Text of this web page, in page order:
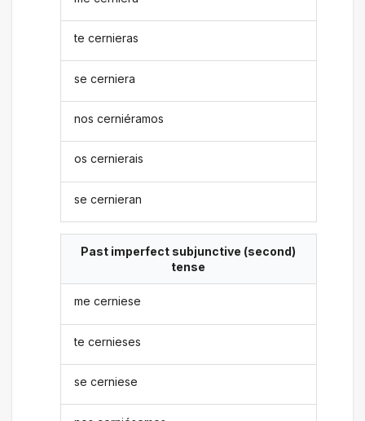
te cernieras
se cerniera
nos cerniéramos
os cernierais
se cernieran
Past imperfect subjunctive (second)
tense
me cerniese
te cernieses
se cerniese